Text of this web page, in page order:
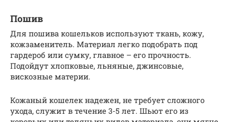
Пошив
Для пошива кошельков используют ткань, кожу,
кожзаменитель. Материал легко подобрать под
гардероб или сумку, главное – его прочность.
Подойдут хлопковые, льняные, джинсовые,
вискозные материи.
Кожаный кошелек надежен, не требует сложного
ухода, служит в течение 3-5 лет. Шьют его из